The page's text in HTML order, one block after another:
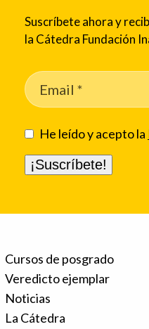
Suscríbete ahora y
la Cátedra Fundación
He leído y acepto la
Cursos de posgrado
Veredicto ejemplar
Noticias
La Cátedra